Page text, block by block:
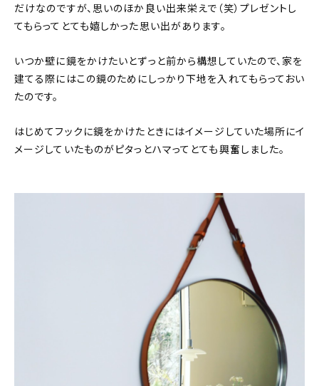
だけなのですが、思いのほか良い出来栄えで（笑）プレゼントし
てもらってとても嬉しかった思い出があります。
いつか壁に鏡をかけたいとずっと前から構想していたので、家を
建てる際にはこの鏡のためにしっかり下地を入れてもらっておい
たのです。
はじめてフックに鏡をかけたときにはイメージしていた場所にイ
メージしていたものがピタっとハマってとても興奮しました。